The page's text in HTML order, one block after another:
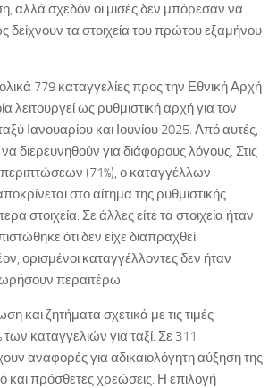
αλλά σχεδόν οι μισές δεν μπόρεσαν να
δείχνουν τα στοιχεία του πρώτου εξαμήνου
779 καταγγελίες προς την Εθνική Αρχή
ως ρυθμιστική αρχή για τον
Ιανουαρίου και Ιουνίου 2025. Από αυτές,
διερευνηθούν για διάφορους λόγους. Στις
(71%), ο καταγγέλλων
στο αίτημα της ρυθμιστικής
στοιχεία. Σε άλλες είτε τα στοιχεία ήταν
ότι δεν είχε διαπραχθεί
ορισμένοι καταγγέλλοντες δεν ήταν
περαιτέρω.
και ζητήματα σχετικά με τις τιμές
καταγγελιών για ταξί. Σε 311
αναφορές για αδικαιολόγητη αύξηση της
και πρόσθετες χρεώσεις. Η επιλογή